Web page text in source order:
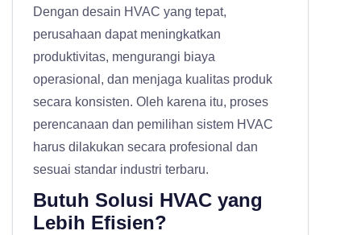
Dengan desain HVAC yang tepat,
perusahaan dapat meningkatkan
produktivitas, mengurangi biaya
operasional, dan menjaga kualitas produk
secara konsisten. Oleh karena itu, proses
perencanaan dan pemilihan sistem HVAC
harus dilakukan secara profesional dan
sesuai standar industri terbaru.
Butuh Solusi HVAC yang
Lebih Efisien?